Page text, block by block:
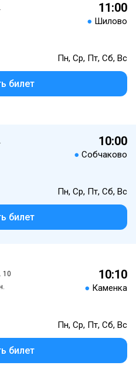
11:00
● Шилово
Пн, Ср, Пт, Сб, Вс
билет
10:00
● Собчаково
Пн, Ср, Пт, Сб, Вс
билет
10
10:10
● Каменка
Пн, Ср, Пт, Сб, Вс
билет